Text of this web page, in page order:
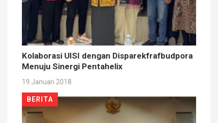
Kolaborasi UISI dengan Disparekfrafbudpora
Menuju Sinergi Pentahelix
19 Januari 2018
BERITA